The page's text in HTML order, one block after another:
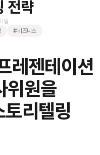
전략
일
#비즈니스
레젠테이션
위원을
리텔링